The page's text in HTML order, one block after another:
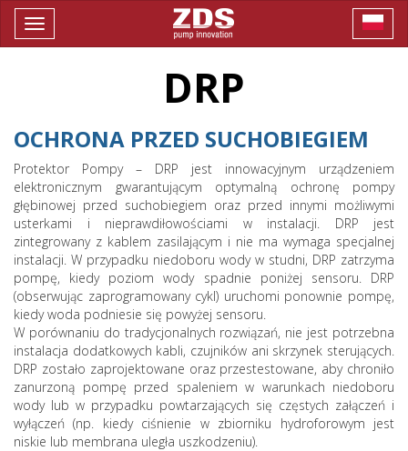
Toggle
DRP
OCHRONA PRZED SUCHOBIEGIEM
Protektor Pompy – DRP jest innowacyjnym urządzeniem
elektronicznym gwarantującym optymalną ochronę pompy
głębinowej przed suchobiegiem oraz przed innymi możliwymi
usterkami i nieprawdiłowościami w instalacji. DRP jest
zintegrowany z kablem zasilającym i nie ma wymaga specjalnej
instalacji. W przypadku niedoboru wody w studni, DRP zatrzyma
pompę, kiedy poziom wody spadnie poniżej sensoru. DRP
(obserwując zaprogramowany cykl) uruchomi ponownie pompę,
kiedy woda podniesie się powyżej sensoru.
W porównaniu do tradycjonalnych rozwiązań, nie jest potrzebna
instalacja dodatkowych kabli, czujników ani skrzynek sterujących.
DRP zostało zaprojektowane oraz przestestowane, aby chroniło
zanurzoną pompę przed spaleniem w warunkach niedoboru
wody lub w przypadku powtarzających się częstych załączeń i
wyłączeń (np. kiedy ciśnienie w zbiorniku hydroforowym jest
niskie lub membrana uległa uszkodzeniu).